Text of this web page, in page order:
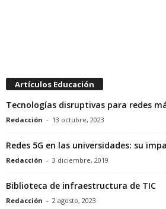
Artículos Educación
Tecnologías disruptivas para redes
Redacción - 13 octubre, 2023
Redes 5G en las universidades: su
Redacción - 3 diciembre, 2019
Biblioteca de infraestructura de TIC
Redacción - 2 agosto, 2023